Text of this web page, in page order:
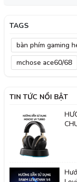
TAGS
bàn phím gaming
mchose ace60/68
TIN TỨC NỔI BẬT